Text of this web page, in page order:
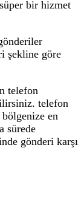
süper bir hizmet
şekline göre
telefon
telefon
en
sürede
gönderi karşı